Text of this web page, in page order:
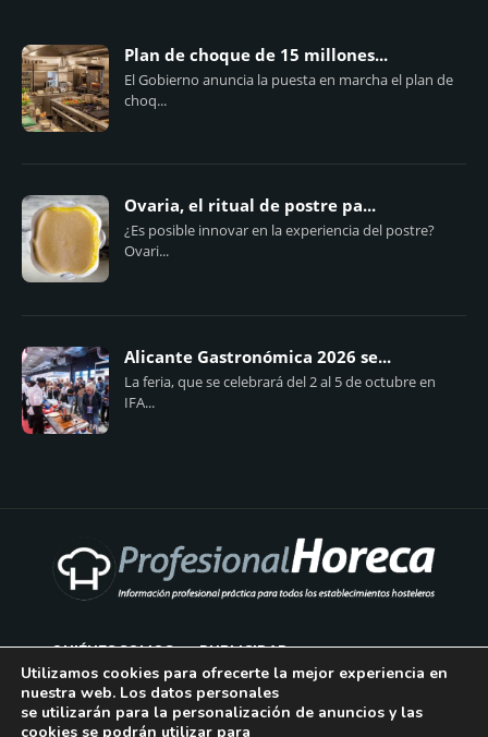
Plan de choque de 15 millones...
El Gobierno anuncia la puesta en marcha el plan de
choq...
Ovaria, el ritual de postre pa...
¿Es posible innovar en la experiencia del postre?
Ovari...
Alicante Gastronómica 2026 se...
La feria, que se celebrará del 2 al 5 de octubre en
IFA...
QUIÉNES SOMOS PUBLICIDAD
AVISO LEGAL
Utilizamos cookies para ofrecerte la mejor experiencia en
nuestra web. Los datos personales
se utilizarán para la personalización de anuncios y las
cookies se podrán utilizar para